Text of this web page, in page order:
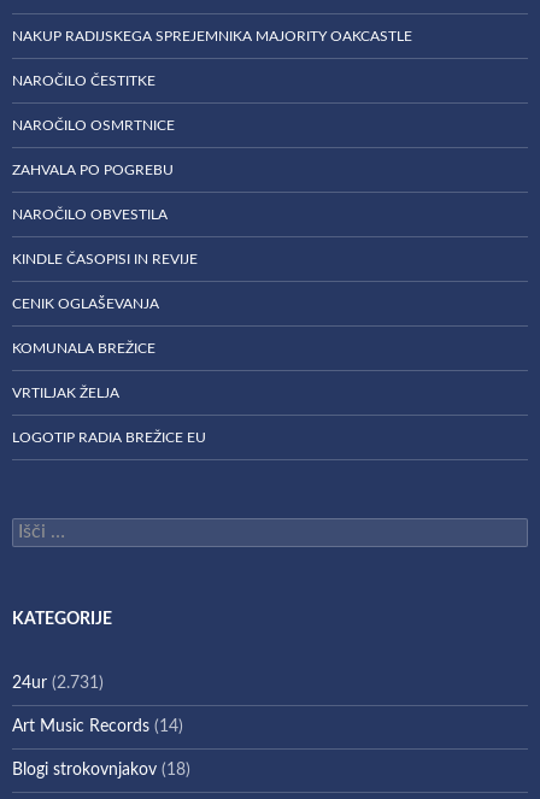
NAKUP RADIJSKEGA SPREJEMNIKA MAJORITY OAKCASTLE
NAROČILO ČESTITKE
NAROČILO OSMRTNICE
ZAHVALA PO POGREBU
NAROČILO OBVESTILA
KINDLE ČASOPISI IN REVIJE
CENIK OGLAŠEVANJA
KOMUNALA BREŽICE
VRTILJAK ŽELJA
LOGOTIP RADIA BREŽICE EU
Išči:
KATEGORIJE
24ur (2.731)
Art Music Records (14)
Blogi strokovnjakov (18)